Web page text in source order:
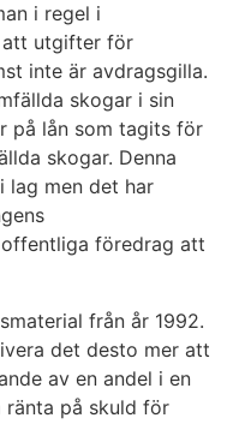
i regel i
att utgifter för
inte är avdragsgilla.
skogar i sin
på lån som tagits för
skogar. Denna
lag men det har
föredrag att
från år 1992.
det desto mer att
av en andel i en
ränta på skuld för